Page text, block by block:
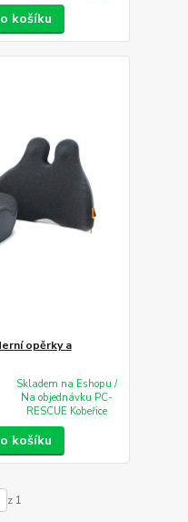
košíku
opěrky a
Skladem na Eshopu /
Na objednávku PC-
RESCUE Kobeřice
košíku
z 1